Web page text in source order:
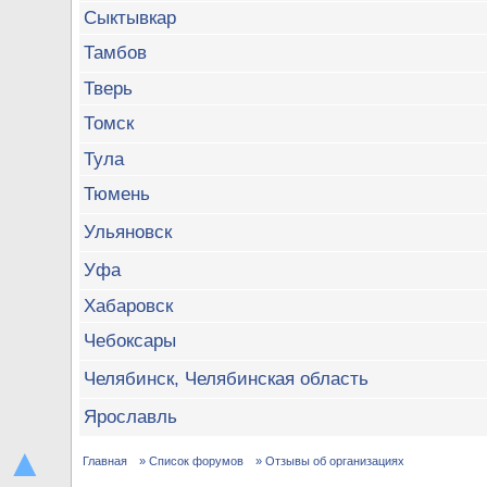
▲
Сыктывкар
Тамбов
Тверь
Томск
Тула
Тюмень
Ульяновск
Уфа
Хабаровск
Чебоксары
Челябинск, Челябинская область
Ярославль
Главная » Список форумов » Отзывы об организациях